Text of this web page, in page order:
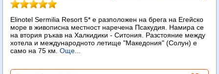
Elinotel Sermilia Resort 5* е разположен на брега на Егейско
море в живописна местност наречена Псакудия. Намира се
на втория ръкав на Халкидики - Ситония. Разстояние между
хотела и международното летище "Македония" (Солун) е
само на 75 км. Още...